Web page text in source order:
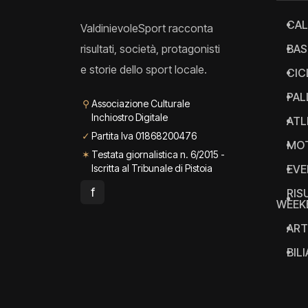
ValdinievoleSport racconta
risultati, società, protagonisti
e storie dello sport locale.
⚲ Associazione Culturale
Inchiostro Digitale
✓ Partita Iva 01868200476
✶ Testata giornalistica n. 6/2015 -
Iscritta al Tribunale di Pistoia
f